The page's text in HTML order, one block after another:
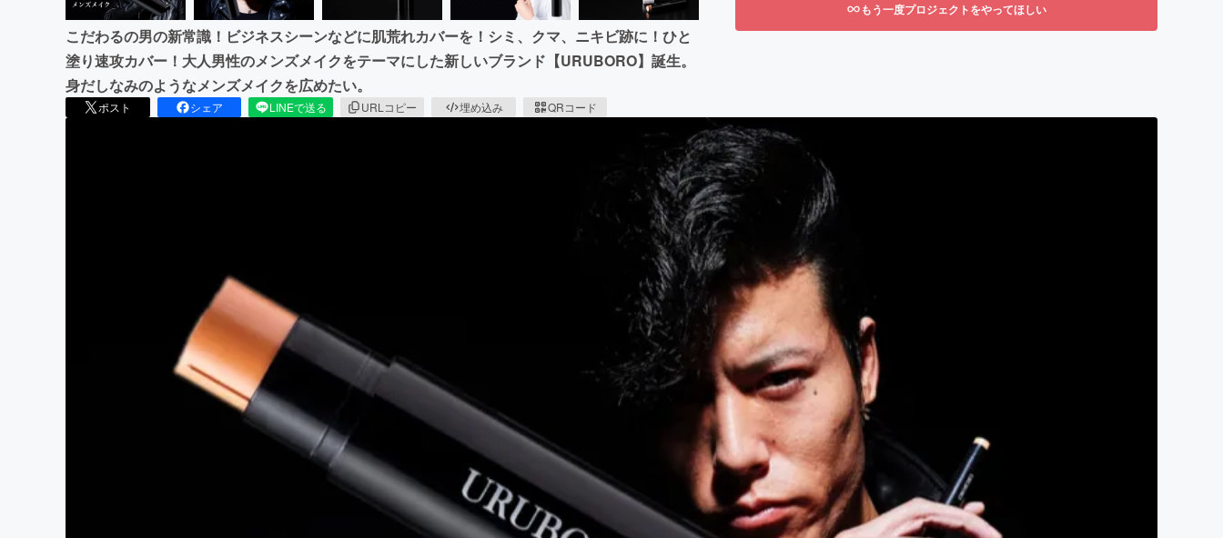
こだわるの男の新常識！ビジネスシーンなどに肌荒れカバーを！シミ、クマ、ニキビ跡に！ひと
塗り速攻カバー！大人男性のメンズメイクをテーマにした新しいブランド【URUBORO】誕生。
身だしなみのようなメンズメイクを広めたい。
ポスト シェア LINEで送る URLコピー 埋め込み QRコード
もう一度プロジェクトをやってほしい